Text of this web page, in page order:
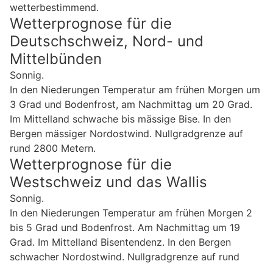
wetterbestimmend.
Wetterprognose für die
Deutschschweiz, Nord- und
Mittelbünden
Sonnig.
In den Niederungen Temperatur am frühen Morgen um
3 Grad und Bodenfrost, am Nachmittag um 20 Grad.
Im Mittelland schwache bis mässige Bise. In den
Bergen mässiger Nordostwind. Nullgradgrenze auf
rund 2800 Metern.
Wetterprognose für die
Westschweiz und das Wallis
Sonnig.
In den Niederungen Temperatur am frühen Morgen 2
bis 5 Grad und Bodenfrost. Am Nachmittag um 19
Grad. Im Mittelland Bisentendenz. In den Bergen
schwacher Nordostwind. Nullgradgrenze auf rund